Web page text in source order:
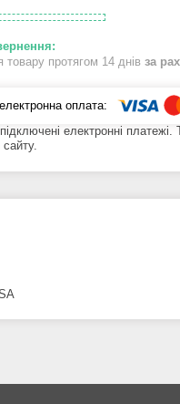
товару протягом 14 днів за
електронні